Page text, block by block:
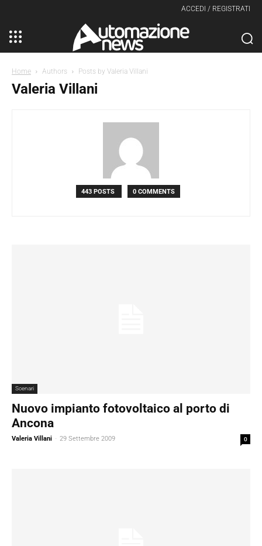
ACCEDI / REGISTRATI
Home Authors Posts by Valeria Villani
Valeria Villani
443 POSTS 0 COMMENTS
Scenari
Nuovo impianto fotovoltaico al porto di
Ancona
Valeria Villani - 29 Settembre 2009 0